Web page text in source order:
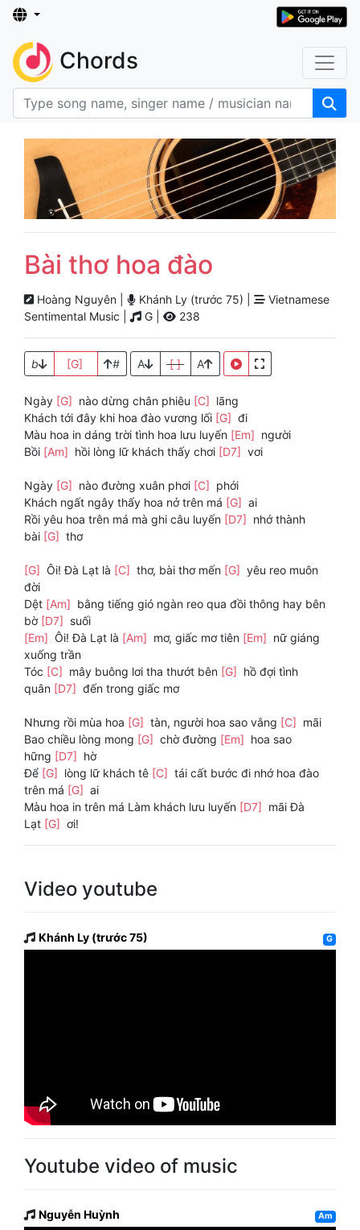
Chords
Bài thơ hoa đào
Hoàng Nguyên | Khánh Ly (trước 75) |
Vietnamese
Sentimental Music |
G | 238
b [G] # A [ ] A
Ngày [G] nào dừng chân phiêu [C] lãng
Khách tới đây khi hoa đào vương lối [G] đi
Màu hoa in dáng trời tình hoa lưu luyến [Em] người
Bồi [Am] hồi lòng lữ khách thấy chơi [D7] vơi
Ngày [G] nào đường xuân phơi [C] phới
Khách ngất ngây thấy hoa nở trên má [G] ai
Rồi yêu hoa trên má mà ghi câu luyến [D7] nhớ thành
bài [G] thơ
[G] Ôi! Đà Lạt là [C] thơ, bài thơ mến [G] yêu reo muôn
đời
Dệt [Am] bằng tiếng gió ngàn reo qua đồi thông hay bên
bờ [D7] suối
[Em] Ôi! Đà Lạt là [Am] mơ, giấc mơ tiên [Em] nữ giáng
xuống trần
Tóc [C] mây buông lơi tha thướt bên [G] hồ đợi tình
quân [D7] đến trong giấc mơ
Nhưng rồi mùa hoa [G] tàn, người hoa sao vắng [C] mãi
Bao chiều lòng mong [G] chờ đường [Em] hoa sao
hững [D7] hờ
Để [G] lòng lữ khách tê [C] tái cất bước đi nhớ hoa đào
trên má [G] ai
Màu hoa in trên má Làm khách lưu luyến [D7] mãi Đà
Lạt [G] ơi!
Video youtube
Khánh Ly (trước 75) G
Youtube video of music
Nguyễn Huỳnh Am